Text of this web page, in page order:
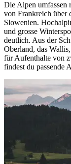
Die Alpen umfassen
von Frankreich über
Slowenien.
und grosse
deutlich. Aus der
Oberland, das
für Aufenthalte von
findest du passende